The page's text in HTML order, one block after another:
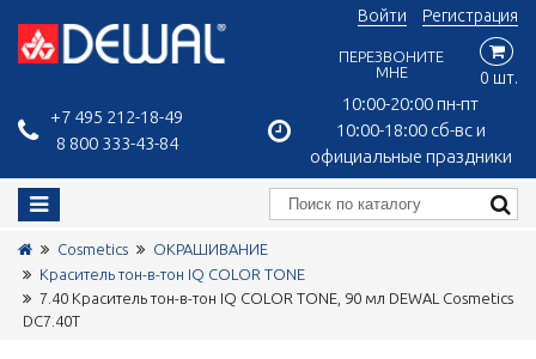
+7 495 212-18-49
8 800 333-43-84
10:00-20:00 пн-пт
10:00-18:00 сб-вс и
официальные праздники
Войти Регистрация
ПЕРЕЗВОНИТЕ
МНЕ
0 шт.
Cosmetics
ОКРАШИВАНИЕ
Краситель тон-в-тон IQ COLOR TONE
7.40 Краситель тон-в-тон IQ COLOR TONE, 90 мл DEWAL Cosmetics
DC7.40T